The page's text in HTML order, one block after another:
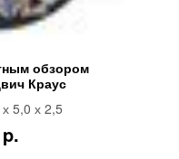
обзором
Краус
5,0 х 2,5